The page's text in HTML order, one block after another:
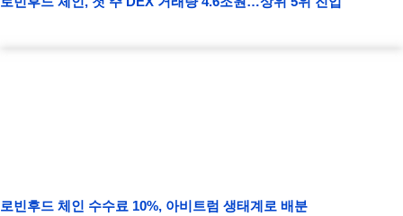
로빈후드 체인 수수료 10%, 아비트럼 생태계로 배분